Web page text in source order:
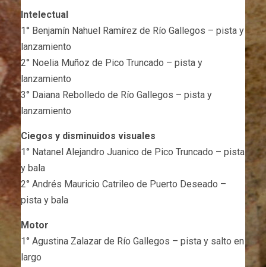
Intelectual
1° Benjamín Nahuel Ramírez de Río Gallegos – pista y
lanzamiento
2° Noelia Muñoz de Pico Truncado – pista y
lanzamiento
3° Daiana Rebolledo de Río Gallegos – pista y
lanzamiento
Ciegos y disminuidos visuales
1° Natanel Alejandro Juanico de Pico Truncado – pista
y bala
2° Andrés Mauricio Catrileo de Puerto Deseado –
pista y bala
Motor
1° Agustina Zalazar de Río Gallegos – pista y salto en
largo